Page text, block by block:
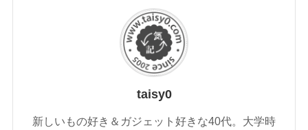
taisy0
新しいもの好き＆ガジェット好きな40代。大学時